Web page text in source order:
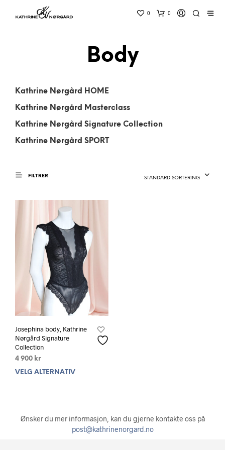
0 0
Body
Kathrine Nørgård HOME
Kathrine Nørgård Masterclass
Kathrine Nørgård Signature Collection
Kathrine Nørgård SPORT
FILTRER STANDARD SORTERING
Josephina body, Kathrine
Nørgård Signature
Collection
4 900 kr
VELG ALTERNATIV
varianter.
Alternativene
Ønsker du mer informasjon, kan du gjerne kontakte oss på
post@kathrinenorgard.no